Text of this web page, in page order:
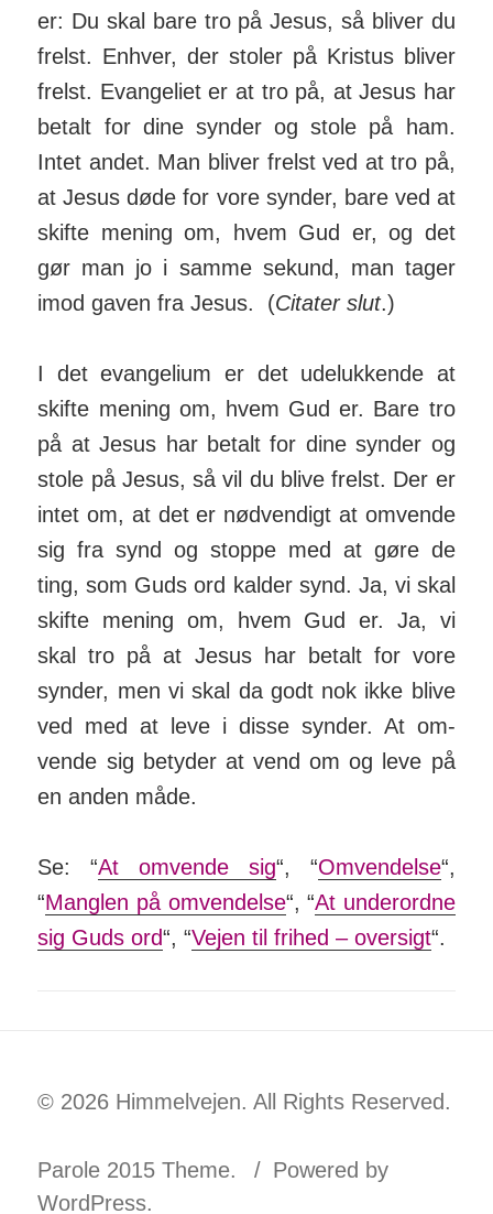
er: Du skal bare tro på Jesus, så bliver du
frelst. Enhver, der stoler på Kristus bliver
frelst. Evan­geliet er at tro på, at Jesus har
betalt for dine synder og stole på ham.
Intet andet. Man bliver frelst ved at tro på,
at Jesus døde for vore synder, bare ved at
skifte mening om, hvem Gud er, og det
gør man jo i samme sekund, man tager
imod gaven fra Jesus. (Citater slut.)
I det evangelium er det ude­luk­kende at
skifte mening om, hvem Gud er. Bare tro
på at Jesus har betalt for dine synder og
stole på Jesus, så vil du blive frelst. Der er
intet om, at det er nød­vendigt at om­vende
sig fra synd og stoppe med at gøre de
ting, som Guds ord kalder synd. Ja, vi skal
skifte mening om, hvem Gud er. Ja, vi
skal tro på at Jesus har betalt for vore
synder, men vi skal da godt nok ikke blive
ved med at leve i disse synder. At om­
vende sig betyder at vend om og leve på
en anden måde.
Se: “At om­vende sig“, “Om­vend­else“,
“Manglen på om­vend­else“, “At under­ordne
sig Guds ord“, “Vejen til frihed – over­sigt“.
© 2026 Himmelvejen. All Rights Reserved.
Parole 2015 Theme.
Powered by
WordPress.